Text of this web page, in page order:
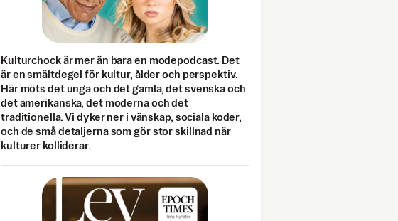
Kulturchock är mer än bara en modepodcast. Det
är en smältdegel för kultur, ålder och perspektiv.
Här möts det unga och det gamla, det svenska och
det amerikanska, det moderna och det
traditionella. Vi dyker ner i vänskap, sociala koder,
och de små detaljerna som gör stor skillnad när
kulturer kolliderar.